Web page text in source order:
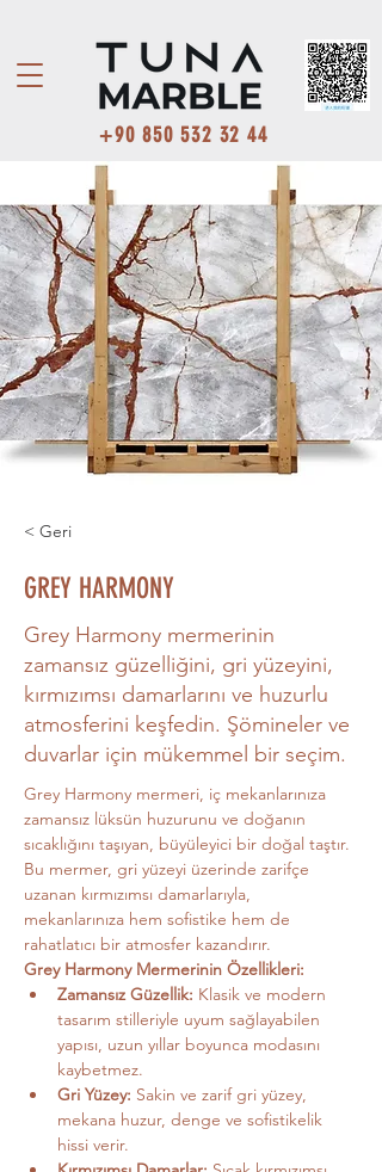
+90 850 532 32 44
< Geri
GREY HARMONY
Grey Harmony mermerinin
zamansız güzelliğini, gri yüzeyini,
kırmızımsı damarlarını ve huzurlu
atmosferini keşfedin. Şömineler ve
duvarlar için mükemmel bir seçim.
Grey Harmony mermeri, iç mekanlarınıza
zamansız lüksün huzurunu ve doğanın
sıcaklığını taşıyan, büyüleyici bir doğal taştır.
Bu mermer, gri yüzeyi üzerinde zarifçe
uzanan kırmızımsı damarlarıyla,
mekanlarınıza hem sofistike hem de
rahatlatıcı bir atmosfer kazandırır.
Grey Harmony Mermerinin Özellikleri:
Zamansız Güzellik: Klasik ve modern
tasarım stilleriyle uyum sağlayabilen
yapısı, uzun yıllar boyunca modasını
kaybetmez.
Gri Yüzey: Sakin ve zarif gri yüzey,
mekana huzur, denge ve sofistikelik
hissi verir.